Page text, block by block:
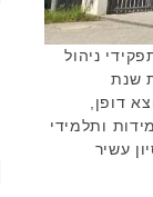
ניהול
שנת
דופן,
ותלמידי
עשיר